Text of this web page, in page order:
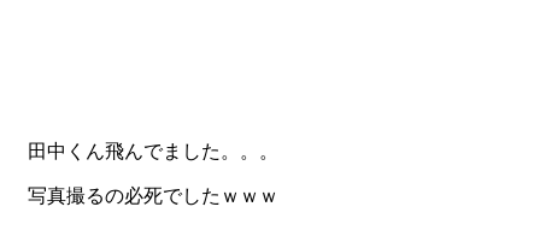
田中くん飛んでました。。。
写真撮るの必死でしたｗｗｗ